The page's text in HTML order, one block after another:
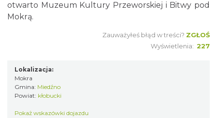
otwarto Muzeum Kultury Przeworskiej i Bitwy pod
Mokrą.
Zauważyłeś błąd w treści? ZGŁOŚ
Wyświetlenia: 227
Lokalizacja:
Mokra
Gmina: Miedźno
Powiat: kłobucki
Pokaż wskazówki dojazdu